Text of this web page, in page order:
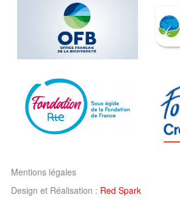
Mentions légales
Design et Réalisation : Red Spark